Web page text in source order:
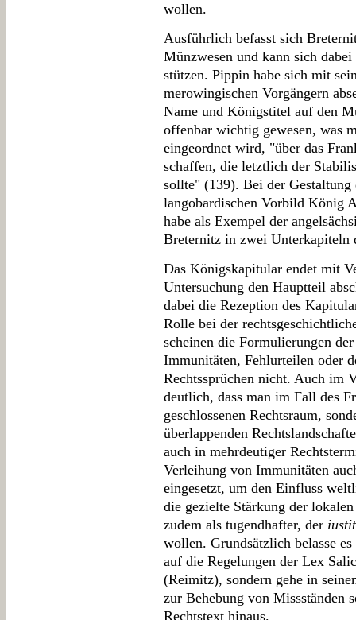
wollen.
Ausführlich befasst sich
Münzwesen und kann sich
stützen. Pippin habe sich mit
merowingischen Vorgängern
Name und Königstitel auf den
offenbar wichtig gewesen, was
eingeordnet wird, "über das
schaffen, die letztlich der
sollte" (139). Bei der
langobardischen Vorbild König
habe als Exempel der
Breternitz in zwei Unterkapiteln
Das Königskapitular endet mit
Untersuchung den Hauptteil
dabei die Rezeption des
Rolle bei der
scheinen die Formulierungen
Immunitäten, Fehlurteilen oder
Rechtssprüchen nicht. Auch im
deutlich, dass man im Fall des
geschlossenen Rechtsraum,
überlappenden
auch in mehrdeutiger
Verleihung von Immunitäten
eingesetzt, um den Einfluss
die gezielte Stärkung der
zudem als tugendhafter, der
wollen. Grundsätzlich belasse
auf die Regelungen der Lex
(Reimitz), sondern gehe in
zur Behebung von Missständen
Rechtstext hinaus.